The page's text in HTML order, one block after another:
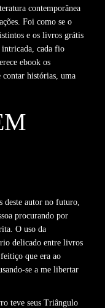
contemporânea
Foi como se o
e os livros grátis
intricada, cada fio
ebook os
histórias, uma
deste autor no futuro,
procurando por
O uso da
delicado entre livros
que era ao
se a me libertar
teve seus Triângulo